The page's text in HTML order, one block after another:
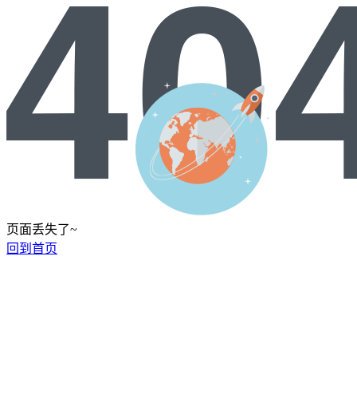
页面丢失了~
回到首页